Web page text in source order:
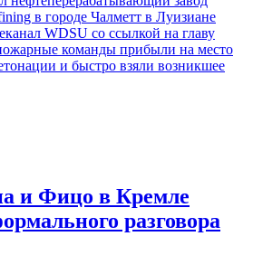
в городе Чалметт в Луизиане
WDSU со ссылкой на главу
команды прибыли на место
и быстро взяли возникшее
и Фицо в Кремле
разговора